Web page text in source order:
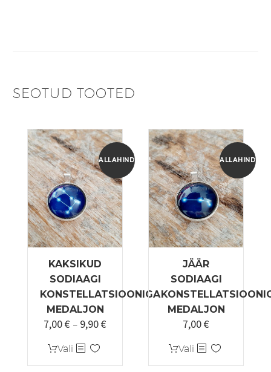
SEOTUD TOOTED
ALLAHINDLUS!
KAKSIKUD
SODIAAGI
KONSTELLATSIOONIGA
MEDALJON
7,00€ – 9,90€
9,90 €
Vali Sellel
tootel
ALLAHINDLUS!
JÄÄR
SODIAAGI
MEDALJON
Algne
oli:
9,99 €.
7,00€
on:
7,00 €.
Vali Sellel
tootel